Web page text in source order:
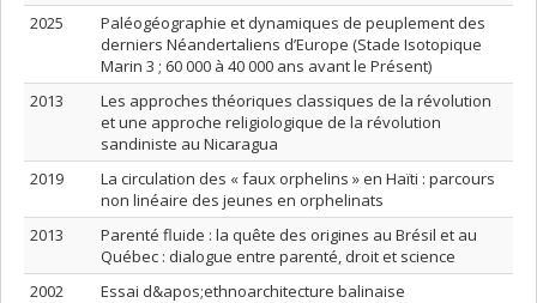
2025
Paléogéographie et dynamiques de peuplement des
derniers Néandertaliens d’Europe (Stade Isotopique
Marin 3 ; 60 000 à 40 000 ans avant le Présent)
2013
Les approches théoriques classiques de la révolution
et une approche religiologique de la révolution
sandiniste au Nicaragua
2019
La circulation des « faux orphelins » en Haïti : parcours
non linéaire des jeunes en orphelinats
2013
Parenté fluide : la quête des origines au Brésil et au
Québec : dialogue entre parenté, droit et science
2002
Essai d&apos;ethnoarchitecture balinaise